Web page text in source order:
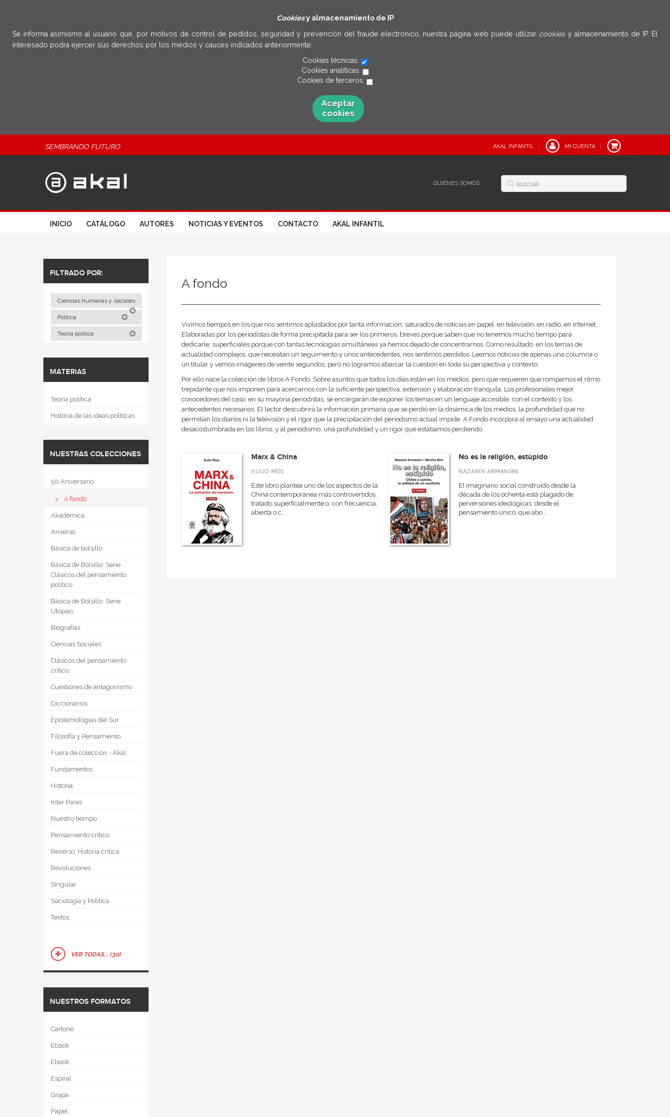
Cookiesy almacenamiento de IP
Se informa asimismo al usuario que, por motivos de control de pedidos, seguridad y prevención del fraude electrónico, nuestra página web puede utilizar cookies y almacenamiento de IP. El
interesado podrá ejercer sus derechos por los medios y cauces indicados anteriormente.
Cookies técnicas:
Cookies analíticas:
Cookies de terceros:
Aceptar
cookies
SEMBRANDO FUTURO AKAL INFANTIL MI CUENTA
QUIÉNES SOMOS
INICIO CATÁLOGO AUTORES NOTICIAS Y EVENTOS CONTACTO AKAL INFANTIL
FILTRADO POR:
Ciencias humanas y sociales
Política
Teoría política
MATERIAS
Teoría política
Historia de las ideas políticas
NUESTRAS COLECCIONES
50 Aniversario
A fondo
Akadémica
Anverso
Básica de bolsillo
Básica de Bolsillo  Serie
Clásicos del pensamiento
político
Básica de Bolsillo  Serie
Utopías
Biografías
Ciencias Sociales
Clásicos del pensamiento
crítico
Cuestiones de antagonismo
Diccionarios
Epistemologías del Sur
Filosofía y Pensamiento
Fuera de colección - Akal
Fundamentos
Historia
Inter Pares
Nuestro tiempo
Pensamiento crítico
Reverso. Historia crítica
Revoluciones
Singular
Sociología y Política
Textos
VER TODAS... (30)
NUESTROS FORMATOS
Cartoné
Ebook
Ebook
Espiral
Grapa
Papel
A fondo
Vivimos tiempos en los que nos sentimos aplastados por tanta información; saturados de noticias en papel, en televisión, en radio, en internet.
Elaboradas por los periodistas de forma precipitada para ser los primeros, breves porque saben que no tenemos mucho tiempo para
dedicarle, superficiales porque con tantas tecnologías simultáneas ya hemos dejado de concentrarnos. Como resultado, en los temas de
actualidad complejos, que necesitan un seguimiento y unos antecedentes, nos sentimos perdidos. Leemos noticias de apenas una columna o
un titular y vemos imágenes de veinte segundos, pero no logramos abarcar la cuestión en toda su perspectiva y contexto.
Por ello nace la colección de libros A Fondo. Sobre asuntos que todos los días están en los medios, pero que requieren que rompamos el ritmo
trepidante que nos imponen para acercarnos con la suficiente perspectiva, extensión y elaboración tranquila. Los profesionales mejor
conocedores del caso, en su mayoría periodistas, se encargarán de exponer los temas en un lenguaje accesible, con el contexto y los
antecedentes necesarios. El lector descubrirá la información primaria que se perdió en la dinámica de los medios, la profundidad que no
permitían los diarios ni la televisión y el rigor que la precipitación del periodismo actual impide. A Fondo incorpora al ensayo una actualidad
desacostumbrada en los libros, y al periodismo, una profundidad y un rigor que estábamos perdiendo.
Marx & China
XULIO RÍOS
Este libro plantea uno de los aspectos de la
China contemporánea más controvertidos,
tratado superficialmente o, con frecuencia,
abierta o c...
No es la religión, estúpido
NAZANIN ARMANIAN
El imaginario social construido desde la
década de los ochenta está plagado de
perversiones ideológicas: desde el
pensamiento único, que abo...